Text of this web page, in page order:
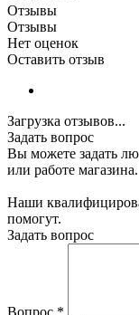
Отзывы
Отзывы
Нет оценок
Оставить отзыв
Загрузка отзывов...
Задать вопрос
Вы можете задать
или работе магазина.
Наши
помогут.
Задать вопрос
Вопрос *